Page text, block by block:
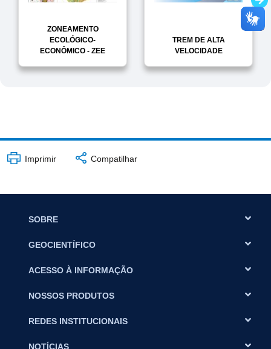
ZONEAMENTO
ECOLÓGICO-
ECONÔMICO - ZEE
TREM DE ALTA
VELOCIDADE
Imprimir Compatilhar
SOBRE
GEOCIENTÍFICO
ACESSO À INFORMAÇÃO
NOSSOS PRODUTOS
REDES INSTITUCIONAIS
NOTÍCIAS